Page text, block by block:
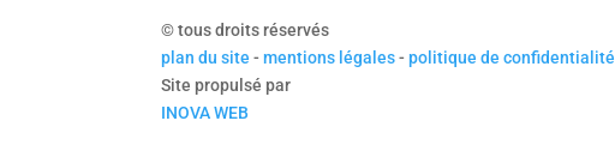
© tous droits réservés
plan du site -mentions légales-politique de confidentialité
Site propulsé par
INOVA WEB